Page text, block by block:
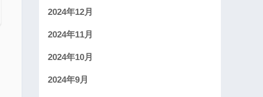
2024年12月
2024年11月
2024年10月
2024年9月